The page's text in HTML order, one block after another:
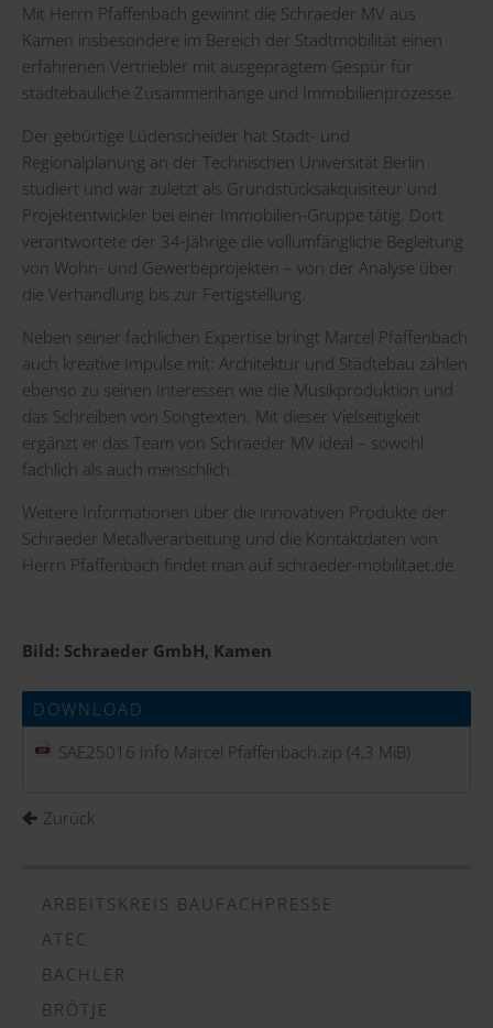
Mit Herrn Pfaffenbach gewinnt die Schraeder MV aus
Kamen insbesondere im Bereich der Stadtmobilität einen
erfahrenen Vertriebler mit ausgeprägtem Gespür für
städtebauliche Zusammenhänge und Immobilienprozesse.
Der gebürtige Lüdenscheider hat Stadt- und
Regionalplanung an der Technischen Universität Berlin
studiert und war zuletzt als Grundstücksakquisiteur und
Projektentwickler bei einer Immobilien-Gruppe tätig. Dort
verantwortete der 34-Jährige die vollumfängliche Begleitung
von Wohn- und Gewerbeprojekten – von der Analyse über
die Verhandlung bis zur Fertigstellung.
Neben seiner fachlichen Expertise bringt Marcel Pfaffenbach
auch kreative Impulse mit: Architektur und Städtebau zählen
ebenso zu seinen Interessen wie die Musikproduktion und
das Schreiben von Songtexten. Mit dieser Vielseitigkeit
ergänzt er das Team von Schraeder MV ideal – sowohl
fachlich als auch menschlich.
Weitere Informationen über die innovativen Produkte der
Schraeder Metallverarbeitung und die Kontaktdaten von
Herrn Pfaffenbach findet man auf schraeder-mobilitaet.de
Bild: Schraeder GmbH, Kamen
DOWNLOAD
SAE25016 Info Marcel Pfaffenbach.zip (4,3 MiB)
Zurück
ARBEITSKREIS BAUFACHPRESSE
ATEC
BACHLER
BRÖTJE